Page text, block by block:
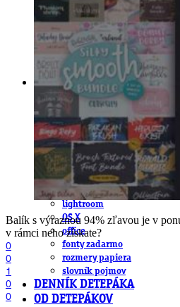
obludárium
video
pracovné ponuky
DeTePe [dtp]
ZÁKAZKY
FREE
NÁVODY
základy DTP
pdf, ps, acrobat, distiller
fonty, písmo, typografia
farby a color management
indesign
photoshop
illustrator
lightroom
OS X
office
fonty zadarmo
rozmery papiera
slovník pojmov
DENNÍK DETEPÁKA
OD DETEPÁKOV
Balík s výraznou 94% zľavou je v
v rámci neho získate?
0
0
1
0
0